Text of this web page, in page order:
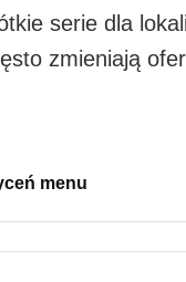
serie dla
zmieniają
menu